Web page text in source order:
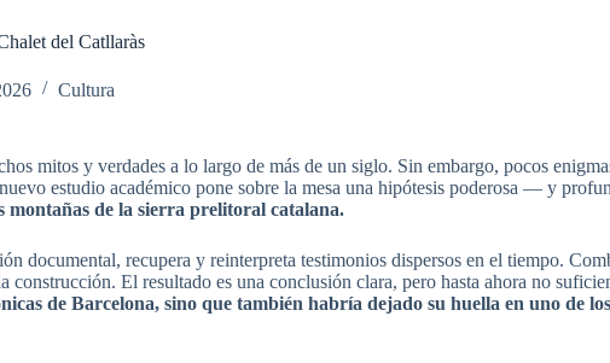
del Catllaràs
Cultura
mitos y verdades a lo largo de más de un siglo. Sin embargo, pocos
estudio académico pone sobre la mesa una hipótesis poderosa — y
montañas de la sierra prelitoral catalana.
documental, recupera y reinterpreta testimonios dispersos en el tiempo.
construcción. El resultado es una conclusión clara, pero hasta ahora no
de Barcelona, sino que también habría dejado su huella en uno de